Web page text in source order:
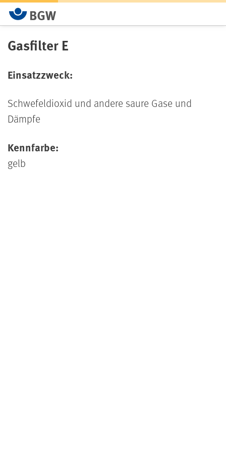
Gasfilter E
Einsatzzweck:
Schwefeldioxid und andere saure Gase und
Dämpfe
Kennfarbe:
gelb